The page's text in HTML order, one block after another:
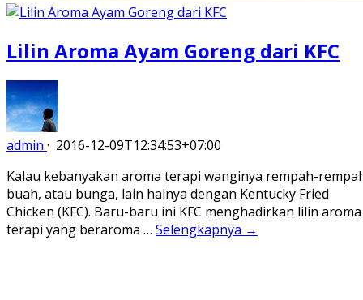
Lilin Aroma Ayam Goreng dari KFC
admin · 2016-12-09T12:34:53+07:00
Kalau kebanyakan aroma terapi wanginya rempah-
buah, atau bunga, lain halnya dengan Kentucky Fried
Chicken (KFC). Baru-baru ini KFC menghadirkan lilin aroma
terapi yang beraroma … Selengkapnya →